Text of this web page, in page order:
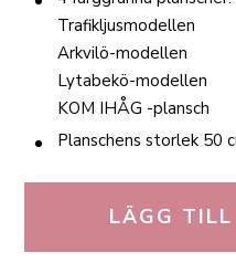
Trafikljusmodellen
Arkvilö-modellen
Lytabekö-modellen
KOM IHÅG -plansch
Planschens storlek 50
LÄGG TILL